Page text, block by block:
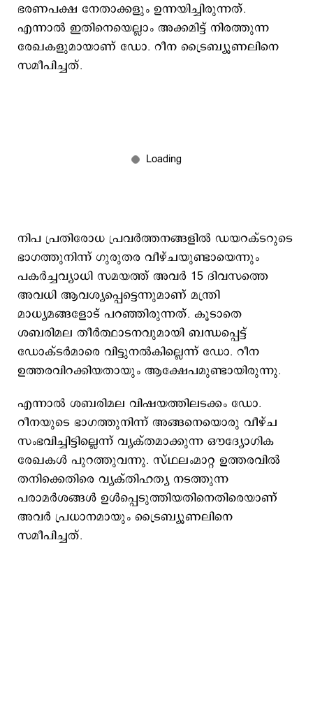
ഭരണപക്ഷ നേതാക്കളും ഉന്നയിച്ചിരുന്നത്.
എന്നാൽ ഇതിനെയെല്ലാം അക്കമിട്ട് നിരത്തുന്ന
രേഖകളുമായാണ് ഡോ. റീന ട്രൈബ്യൂണലിനെ
സമീപിച്ചത്.
നിപ പ്രതിരോധ പ്രവർത്തനങ്ങളിൽ ഡയറക്ടറുടെ
ഭാഗത്തുനിന്ന് ഗുരുതര വീഴ്ചയുണ്ടായെന്നും
പകർച്ചവ്യാധി സമയത്ത് അവർ 15 ദിവസത്തെ
അവധി ആവശ്യപ്പെട്ടെന്നുമാണ് മന്ത്രി
മാധ്യമങ്ങളോട് പറഞ്ഞിരുന്നത്. കൂടാതെ
ശബരിമല തീർത്ഥാടനവുമായി ബന്ധപ്പെട്ട്
ഡോക്ടർമാരെ വിട്ടുനൽകില്ലെന്ന് ഡോ. റീന
ഉത്തരവിറക്കിയതായും ആക്ഷേപമുണ്ടായിരുന്നു.
എന്നാൽ ശബരിമല വിഷയത്തിലടക്കം ഡോ.
റീനയുടെ ഭാഗത്തുനിന്ന് അങ്ങനെയൊരു വീഴ്ച
സംഭവിച്ചിട്ടില്ലെന്ന് വ്യക്തമാക്കുന്ന ഔദ്യോഗിക
രേഖകൾ പുറത്തുവന്നു. സ്ഥലംമാറ്റ ഉത്തരവിൽ
തനിക്കെതിരെ വ്യക്തിഹത്യ നടത്തുന്ന
പരാമർശങ്ങൾ ഉൾപ്പെടുത്തിയതിനെതിരെയാണ്
അവർ പ്രധാനമായും ട്രൈബ്യൂണലിനെ
സമീപിച്ചത്.